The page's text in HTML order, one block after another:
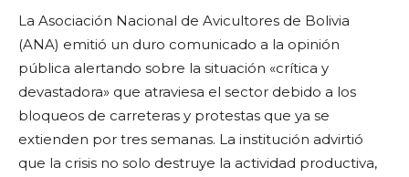
La Asociación Nacional de Avicultores de Bolivia
(ANA) emitió un duro comunicado a la opinión
pública alertando sobre la situación «crítica y
devastadora» que atraviesa el sector debido a los
bloqueos de carreteras y protestas que ya se
extienden por tres semanas. La institución advirtió
que la crisis no solo destruye la actividad productiva,